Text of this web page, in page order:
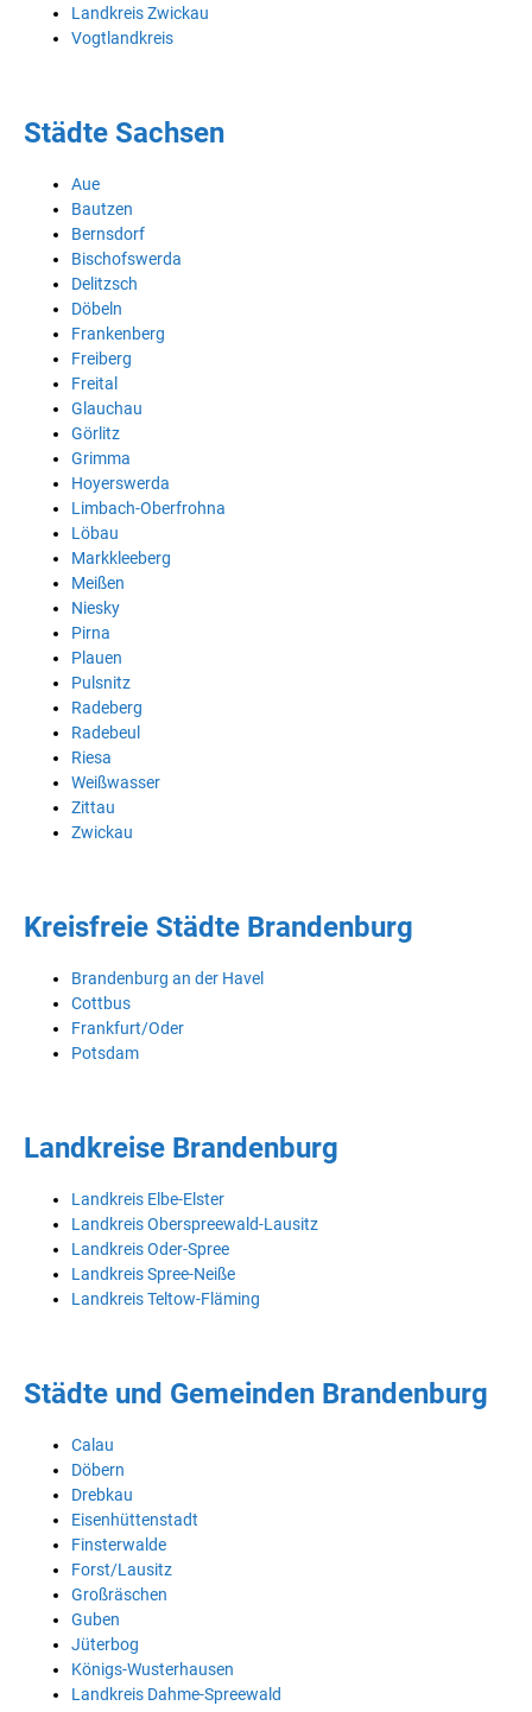
Landkreis Zwickau
Vogtlandkreis
Städte Sachsen
Aue
Bautzen
Bernsdorf
Bischofswerda
Delitzsch
Döbeln
Frankenberg
Freiberg
Freital
Glauchau
Görlitz
Grimma
Hoyerswerda
Limbach-Oberfrohna
Löbau
Markkleeberg
Meißen
Niesky
Pirna
Plauen
Pulsnitz
Radeberg
Radebeul
Riesa
Weißwasser
Zittau
Zwickau
Kreisfreie Städte Brandenburg
Brandenburg an der Havel
Cottbus
Frankfurt/Oder
Potsdam
Landkreise Brandenburg
Landkreis Elbe-Elster
Landkreis Oberspreewald-Lausitz
Landkreis Oder-Spree
Landkreis Spree-Neiße
Landkreis Teltow-Fläming
Städte und Gemeinden Brandenburg
Calau
Döbern
Drebkau
Eisenhüttenstadt
Finsterwalde
Forst/Lausitz
Großräschen
Guben
Jüterbog
Königs-Wusterhausen
Landkreis Dahme-Spreewald